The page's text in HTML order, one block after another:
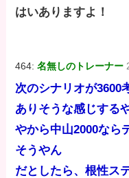
はいありますよ！
464:名無しのトレーナー
次のシナリオが3600
ありそうな感じする
やから中山2000なら
そうやん
だとしたら、根性ス